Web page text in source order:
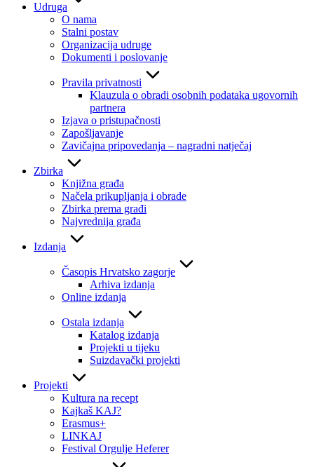
Udruga
O nama
Stalni postav
Organizacija udruge
Dokumenti i poslovanje
Pravila privatnosti
Klauzula o obradi osobnih podataka ugovornih
partnera
Izjava o pristupačnosti
Zapošljavanje
Zavičajna pripovedanja – nagradni natječaj
Zbirka
Knjižna građa
Načela prikupljanja i obrade
Zbirka prema građi
Najvrednija građa
Izdanja
Časopis Hrvatsko zagorje
Arhiva izdanja
Online izdanja
Ostala izdanja
Katalog izdanja
Projekti u tijeku
Suizdavački projekti
Projekti
Kultura na recept
Kajkaš KAJ?
Erasmus+
LINKAJ
Festival Orgulje Heferer